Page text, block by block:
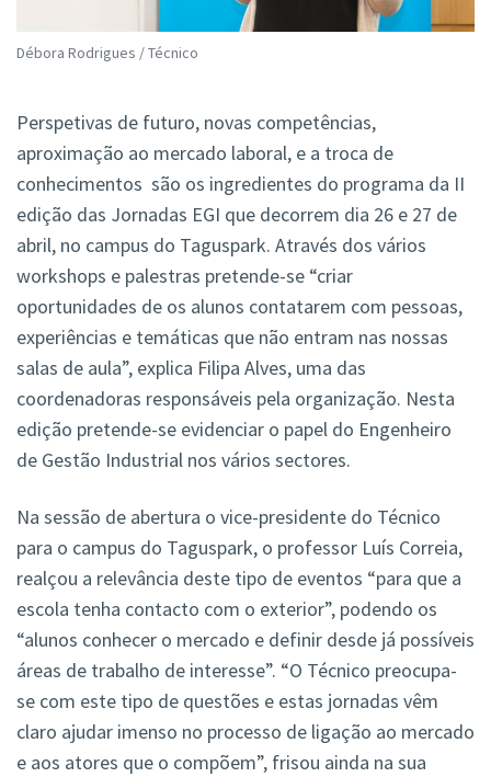
Débora Rodrigues / Técnico
Perspetivas de futuro, novas competências,
aproximação ao mercado laboral, e a troca de
conhecimentos são os ingredientes do programa da II
edição das Jornadas EGI que decorrem dia 26 e 27 de
abril, no campus do Taguspark. Através dos vários
workshops e palestras pretende-se “criar
oportunidades de os alunos contatarem com pessoas,
experiências e temáticas que não entram nas nossas
salas de aula”, explica Filipa Alves, uma das
coordenadoras responsáveis pela organização. Nesta
edição pretende-se evidenciar o papel do Engenheiro
de Gestão Industrial nos vários sectores.
Na sessão de abertura o vice-presidente do Técnico
para o campus do Taguspark, o professor Luís Correia,
realçou a relevância deste tipo de eventos “para que a
escola tenha contacto com o exterior”, podendo os
“alunos conhecer o mercado e definir desde já possíveis
áreas de trabalho de interesse”. “O Técnico preocupa-
se com este tipo de questões e estas jornadas vêm
claro ajudar imenso no processo de ligação ao mercado
e aos atores que o compõem”, frisou ainda na sua